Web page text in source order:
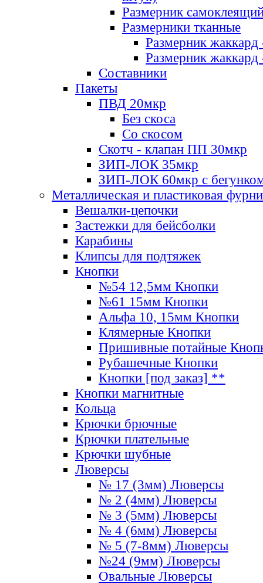
Размерник
Размерники тканные
Размерник
Размерник
Составники
Пакеты
ПВД 20мкр
Без скоса
Со скосом
Скотч - клапан ПП 30мкр
ЗИП-ЛОК 35мкр
ЗИП-ЛОК 60мкр с
Металлическая и пластиковая
Вешалки-цепочки
Застежки для бейсболки
Карабины
Клипсы для подтяжек
Кнопки
№54 12,5мм Кнопки
№61 15мм Кнопки
Альфа 10, 15мм Кнопки
Клямерные Кнопки
Пришивные потайные
Рубашечные Кнопки
Кнопки [под заказ] **
Кнопки магнитные
Кольца
Крючки брючные
Крючки плательные
Крючки шубные
Люверсы
№ 17 (3мм) Люверсы
№ 2 (4мм) Люверсы
№ 3 (5мм) Люверсы
№ 4 (6мм) Люверсы
№ 5 (7-8мм) Люверсы
№24 (9мм) Люверсы
Овальные Люверсы